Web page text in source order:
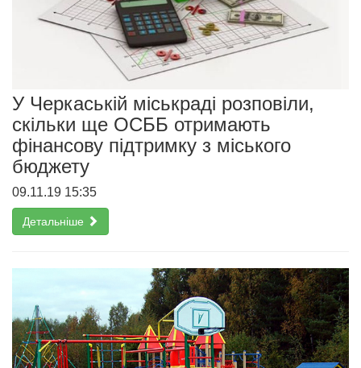
У Черкаській міськраді розповіли,
скільки ще ОСББ отримають
фінансову підтримку з міського
бюджету
09.11.19 15:35
Детальніше